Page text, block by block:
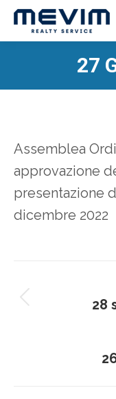
27
Assemblea
approvazione
presentazione
dicembre 2022
tra
28